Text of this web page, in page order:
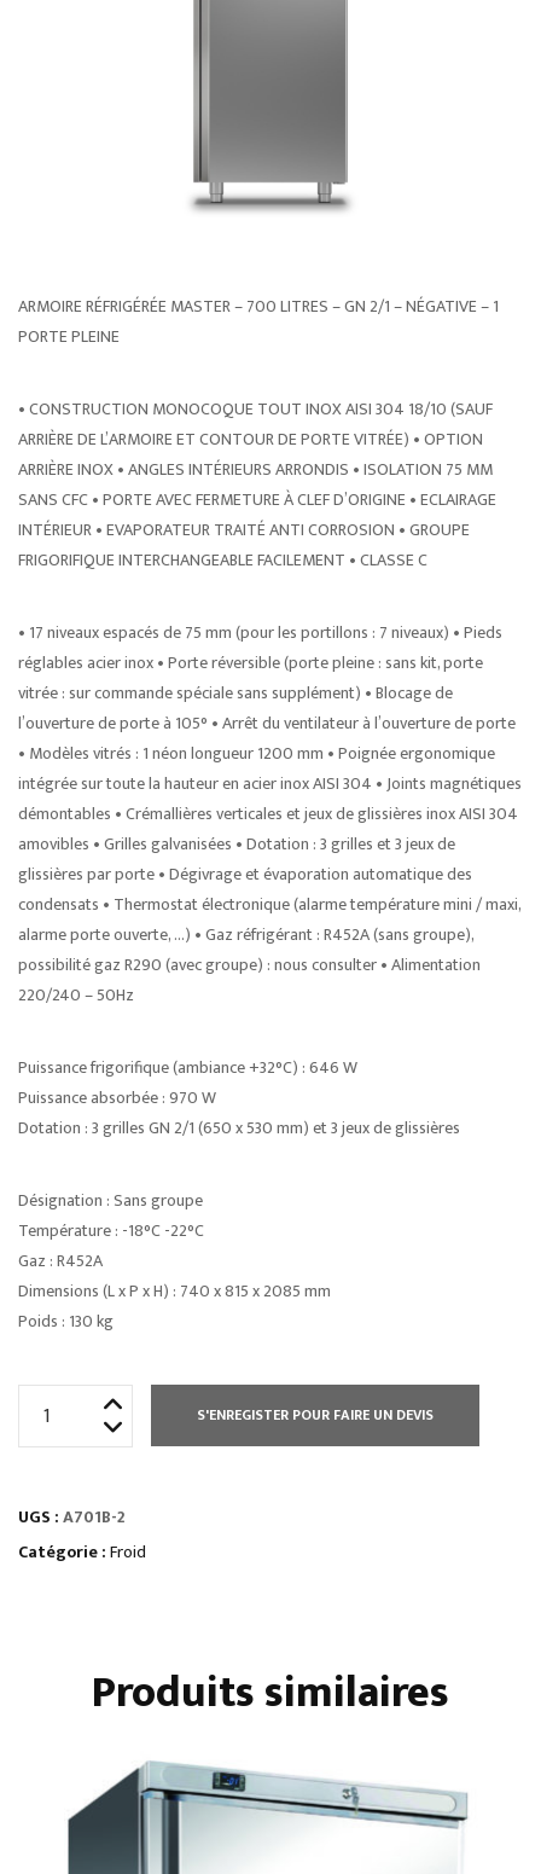
ARMOIRE RÉFRIGÉRÉE MASTER – 700 LITRES – GN 2/1 – NÉGATIVE – 1
PORTE PLEINE
• CONSTRUCTION MONOCOQUE TOUT INOX AISI 304 18/10 (SAUF
ARRIÈRE DE L’ARMOIRE ET CONTOUR DE PORTE VITRÉE) • OPTION
ARRIÈRE INOX • ANGLES INTÉRIEURS ARRONDIS • ISOLATION 75 MM
SANS CFC • PORTE AVEC FERMETURE À CLEF D’ORIGINE • ECLAIRAGE
INTÉRIEUR • EVAPORATEUR TRAITÉ ANTI CORROSION • GROUPE
FRIGORIFIQUE INTERCHANGEABLE FACILEMENT • CLASSE C
• 17 niveaux espacés de 75 mm (pour les portillons : 7 niveaux) • Pieds
réglables acier inox • Porte réversible (porte pleine : sans kit, porte
vitrée : sur commande spéciale sans supplément) • Blocage de
l’ouverture de porte à 105° • Arrêt du ventilateur à l’ouverture de porte
• Modèles vitrés : 1 néon longueur 1200 mm • Poignée ergonomique
intégrée sur toute la hauteur en acier inox AISI 304 • Joints magnétiques
démontables • Crémallières verticales et jeux de glissières inox AISI 304
amovibles • Grilles galvanisées • Dotation : 3 grilles et 3 jeux de
glissières par porte • Dégivrage et évaporation automatique des
condensats • Thermostat électronique (alarme température mini / maxi,
alarme porte ouverte, …) • Gaz réfrigérant : R452A (sans groupe),
possibilité gaz R290 (avec groupe) : nous consulter • Alimentation
220/240 – 50Hz
Puissance frigorifique (ambiance +32°C) : 646 W
Puissance absorbée : 970 W
Dotation : 3 grilles GN 2/1 (650 x 530 mm) et 3 jeux de glissières
Désignation : Sans groupe
Température : -18°C -22°C
Gaz : R452A
Dimensions (L x P x H) : 740 x 815 x 2085 mm
Poids : 130 kg
L
NEGATIVE
S'ENREGISTER POUR FAIRE UN DEVIS
UGS :A701B-2
Catégorie :Froid
Produits similaires